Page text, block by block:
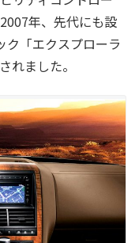
年、先代にも設
ク「エクスプローラ
れました。